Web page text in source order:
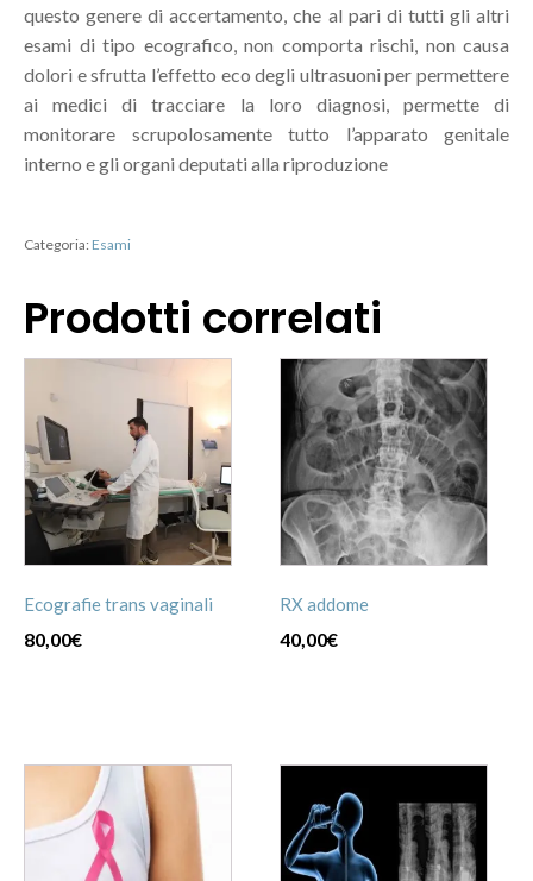
questo genere di accertamento, che al pari di tutti gli altri
esami di tipo ecografico, non comporta rischi, non causa
dolori e sfrutta l’effetto eco degli ultrasuoni per permettere
ai medici di tracciare la loro diagnosi, permette di
monitorare scrupolosamente tutto l’apparato genitale
interno e gli organi deputati alla riproduzione
Categoria: Esami
Prodotti correlati
Ecografie trans vaginali
80,00€
RX addome
40,00€